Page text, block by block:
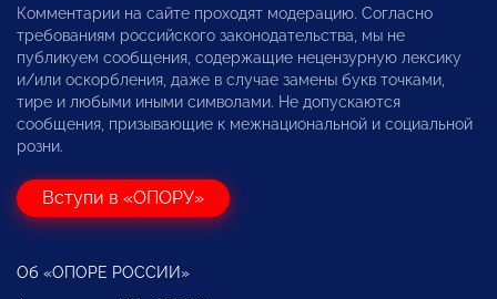
Комментарии на сайте проходят модерацию. Согласно
требованиям российского законодательства, мы не
публикуем сообщения, содержащие нецензурную лексику
и/или оскорбления, даже в случае замены букв точками,
тире и любыми иными символами. Не допускаются
сообщения, призывающие к межнациональной и социальной
розни.
Вступи в «ОПОРУ»
Об «ОПОРЕ РОССИИ»